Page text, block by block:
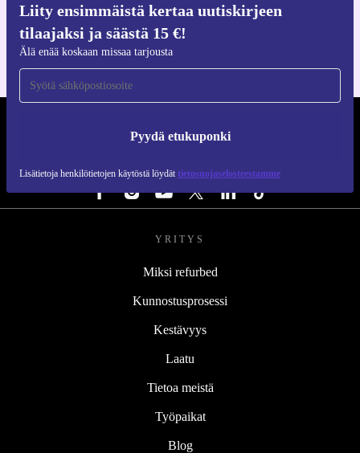
Liity ensimmäistä kertaa uutiskirjeen
tilaajaksi ja säästä 15 €!
Älä enää koskaan missaa tarjousta
Pyydä etukuponki
Lisätietoja henkilötietojen käytöstä löydät tietosuojaselosteestamme
iOS:lle ja Androidille
YRITYS
Miksi refurbed
Kunnostusprosessi
Kestävyys
Laatu
Tietoa meistä
Työpaikat
Blog